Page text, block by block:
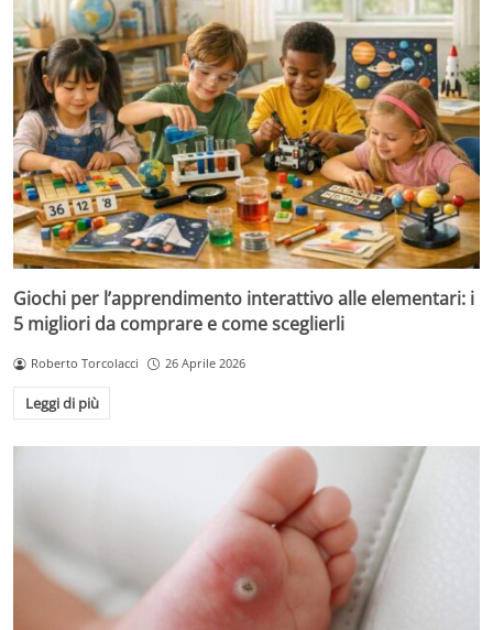
Giochi per l’apprendimento interattivo alle elementari: i
5 migliori da comprare e come sceglierli
Roberto Torcolacci 26 Aprile 2026
Leggi di più